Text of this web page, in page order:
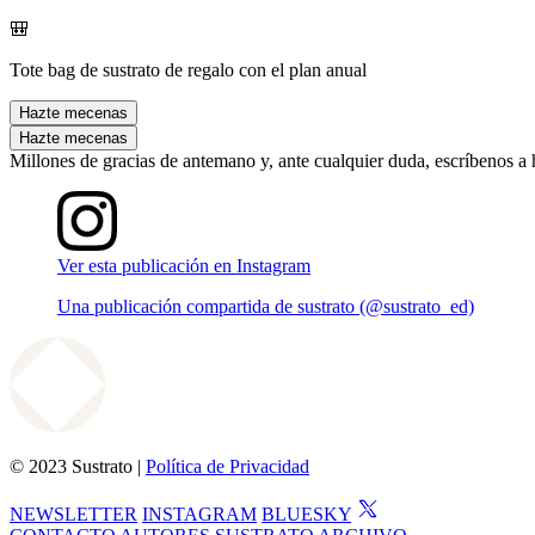
🎒
Tote bag de sustrato de regalo con el plan anual
Hazte mecenas
Hazte mecenas
Millones de gracias de antemano y, ante cualquier duda, escríbenos a
Ver esta publicación en Instagram
Una publicación compartida de sustrato (@sustrato_ed)
© 2023 Sustrato | Política de Privacidad
NEWSLETTER INSTAGRAM BLUESKY